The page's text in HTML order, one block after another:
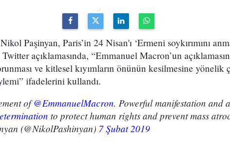
Paşinyan, Paris’in 24 Nisan'ı ‘Ermeni soykırımını
açıklamasında, “Emmanuel Macron’un
ve kitlesel kıyımların önünün kesilmesine
ifadelerini kullandı.
of@EmmanuelMacron. Powerful manifestation and
to protect human rights and prevent mass
(@NikolPashinyan) 7 Şubat 2019